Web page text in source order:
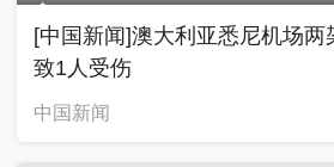
[中国新闻]澳大利亚悉尼机场两
致1人受伤
中国新闻